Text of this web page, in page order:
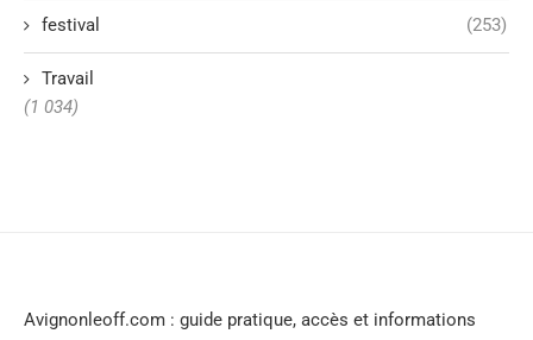
festival (253)
Travail
(1 034)
Avignonleoff.com : guide pratique, accès et informations